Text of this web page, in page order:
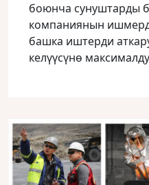
боюнча сунуштарды
компаниянын
башка иштерди
келүүсүнө